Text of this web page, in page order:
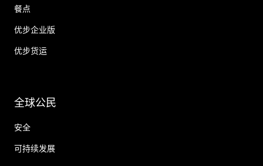
餐点
优步企业版
优步货运
全球公民
安全
可持续发展